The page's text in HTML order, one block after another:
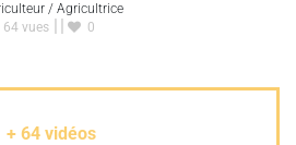
/ Agricultrice
64 vues
0
+ 64 vidéos